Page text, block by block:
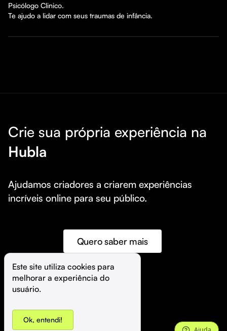
Psicólogo Clinico.
Te ajudo a lidar com seus traumas de infância.
Crie sua própria experiência na
Hubla
Ajudamos criadores a criarem experiências
incríveis online para seu público.
Quero saber mais
©️ Hubla Tecnologia Ltda • 2026
Este site utiliza cookies para
melhorar a experiência do
usuário.
Ok, entendi!